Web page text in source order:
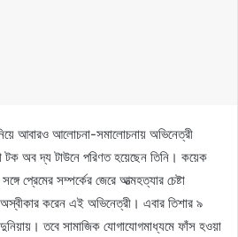
আবারও আলোচনা-সমালোচনায় অভিনেত্রী
টক অব দ্য টাউনে পরিণত হয়েছেন তিনি। কয়েক
প্রেমের সম্পর্কের জেরে আত্মহত্যার চেষ্টা
করেন এই অভিনেত্রী। এবার তিশার ৯
তবে সামাজিক যোগাযোগমাধ্যমে ফাঁস হওয়া